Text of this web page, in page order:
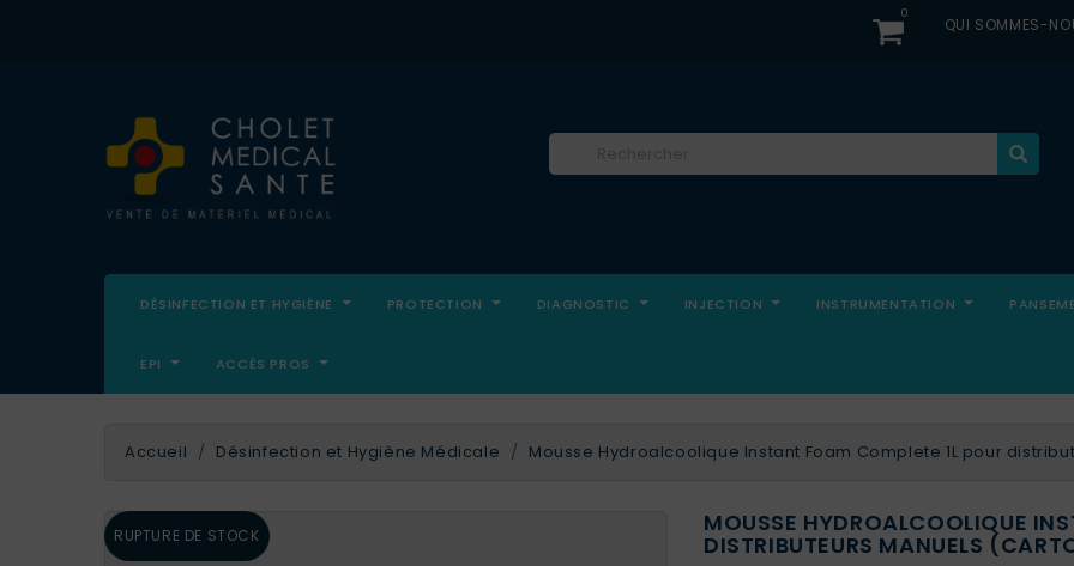
0
QUI SOMMES-
DÉSINFECTION ET HYGIÈNE PROTECTION DIAGNOSTIC INJECTION INSTRUMENTATION
EPI ACCÈS PROS
Accueil Désinfection et Hygiène Médicale Mousse Hydroalcoolique Instant Foam Complete 1L pour
RUPTURE DE STOCK MOUSSE HYDROALCOOLIQUE
DISTRIBUTEURS MANUELS